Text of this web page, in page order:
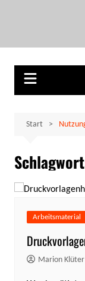
Start
Arbeitsmaterial
Marion Klüter